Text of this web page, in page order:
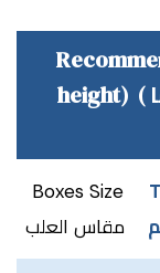
height) ( اختيار مقاس الصندوق ( وفقٌا
Boxes Size